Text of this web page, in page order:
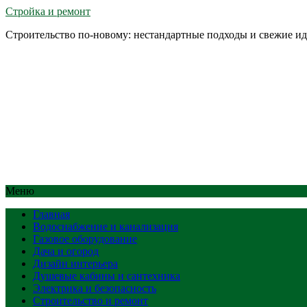
Стройка и ремонт
Строительство по-новому: нестандартные подходы и свежие
Меню
Главная
Водоснабжение и канализация
Газовое оборудование
Дача и огород
Дизайн интерьера
Душевые кабины и сантехника
Электрика и безопасность
Строительство и ремонт